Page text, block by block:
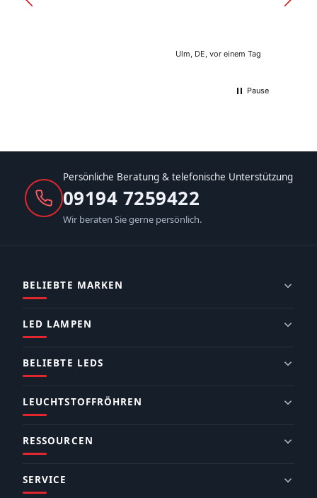
Ulm, DE, vor einem Tag
Pause
Persönliche Beratung & telefonische Unterstützung
09194 7259422
Wir beraten Sie gerne persönlich.
BELIEBTE MARKEN
LED LAMPEN
BELIEBTE LEDS
LEUCHTSTOFFRÖHREN
RESSOURCEN
SERVICE